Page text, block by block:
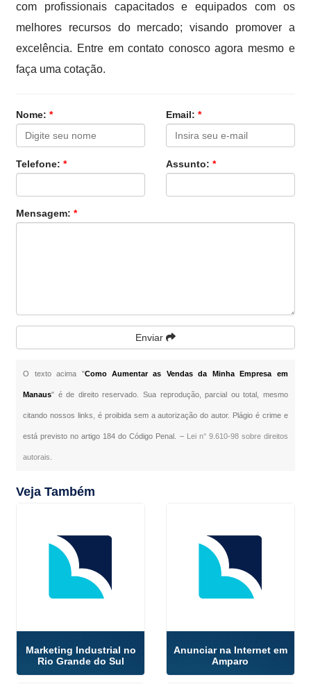
com profissionais capacitados e equipados com os
melhores recursos do mercado; visando promover a
excelência. Entre em contato conosco agora mesmo e
faça uma cotação.
Nome:* Email: *
Telefone:* Assunto: *
Mensagem:*
Enviar
O texto acima "Como Aumentar as Vendas da Minha Empresa em
Manaus" é de direito reservado. Sua reprodução, parcial ou total, mesmo
citando nossos links, é proibida sem a autorização do autor. Plágio é crime e
está previsto no artigo 184 do Código Penal. – Lei n° 9.610-98 sobre direitos
autorais
Veja Também
Marketing Industrial no
Rio Grande do Sul
Anunciar na Internet em
Amparo